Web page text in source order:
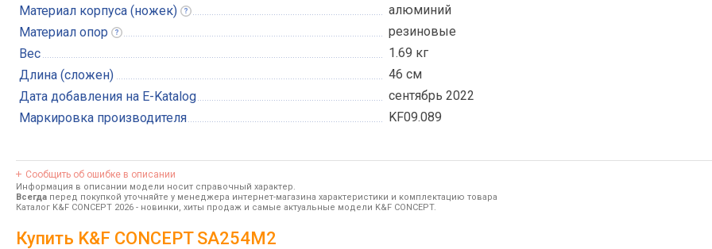
Материал корпуса (ножек)
алюминий
Материал опор
резиновые
Вес
1.69 кг
Длина (сложен)
46 см
Дата добавления на E-Katalog
сентябрь 2022
Маркировка производителя
KF09.089
Сообщить об ошибке в описании
Информация в описании модели носит справочный характер.
Всегда перед покупкой уточняйте у менеджера интернет-магазина характеристики и комплектацию товара
Каталог K&F CONCEPT 2026 - новинки, хиты продаж и самые актуальные модели K&F CONCEPT.
Купить K&F CONCEPT SA254M2